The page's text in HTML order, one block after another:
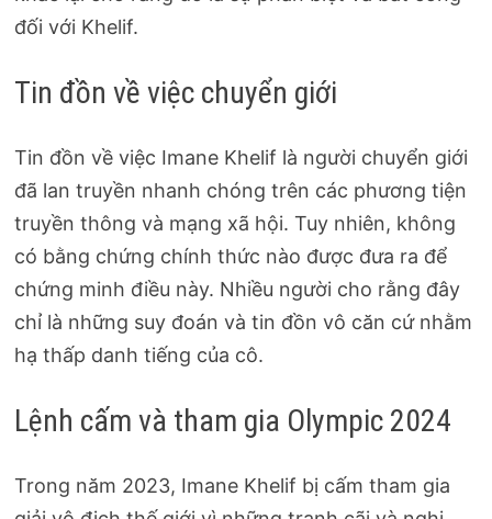
đối với Khelif.
Tin đồn về việc chuyển giới
Tin đồn về việc Imane Khelif là người chuyển giới
đã lan truyền nhanh chóng trên các phương tiện
truyền thông và mạng xã hội. Tuy nhiên, không
có bằng chứng chính thức nào được đưa ra để
chứng minh điều này. Nhiều người cho rằng đây
chỉ là những suy đoán và tin đồn vô căn cứ nhằm
hạ thấp danh tiếng của cô.
Lệnh cấm và tham gia Olympic 2024
Trong năm 2023, Imane Khelif bị cấm tham gia